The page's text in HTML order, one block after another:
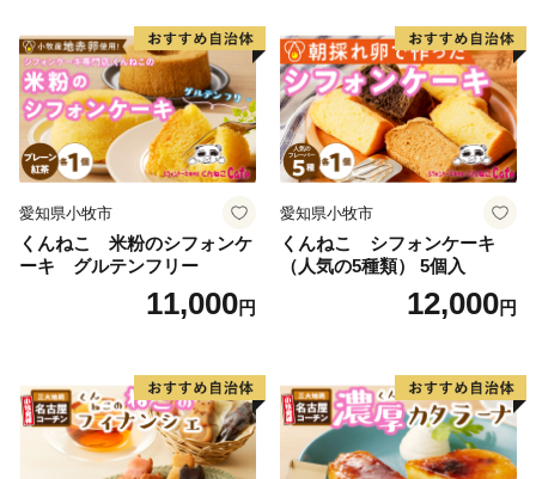
レーション ホールケーキ 日
時指定可
デコレーションケーキ ホー
ルケーキ 人形 かわいい こど
も
愛知県小牧市
くんねこ 米粉のシフォンケ
ーキ グルテンフリー
11,000円
愛知県小牧市
くんねこ シフォンケーキ
（人気の5種類） 5個入
12,000円